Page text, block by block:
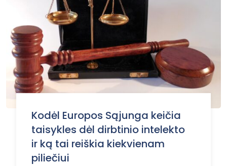
Kodėl Europos Sąjunga keičia
taisykles dėl dirbtinio intelekto
ir ką tai reiškia kiekvienam
piliečiui